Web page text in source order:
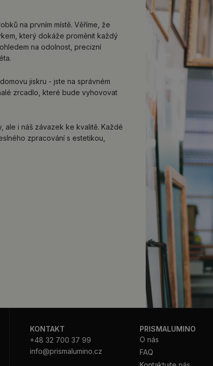
na prvním místě. Věříme, že
který dokáže proměnit každý
na odolnost, precizní
jiskru - jste na správném
zrcadlo, které bude vyhovovat
ale i náš závazek ke kvalitě. Každé
zpracování s estetikou,
KONTAKT
+48 32 700 37 99
info@prismalumino.cz
PRISMALUMINO
O nás
FAQ